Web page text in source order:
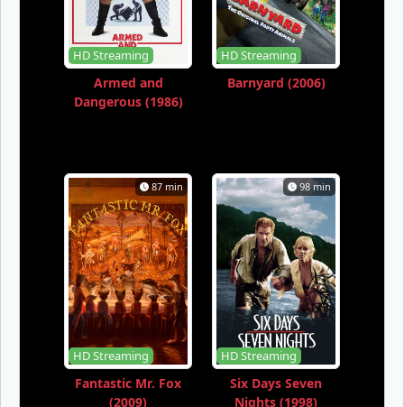
HD Streaming
Armed and
Dangerous (1986)
HD Streaming
Barnyard (2006)
87 min
HD Streaming
Fantastic Mr. Fox
(2009)
98 min
HD Streaming
Six Days Seven
Nights (1998)